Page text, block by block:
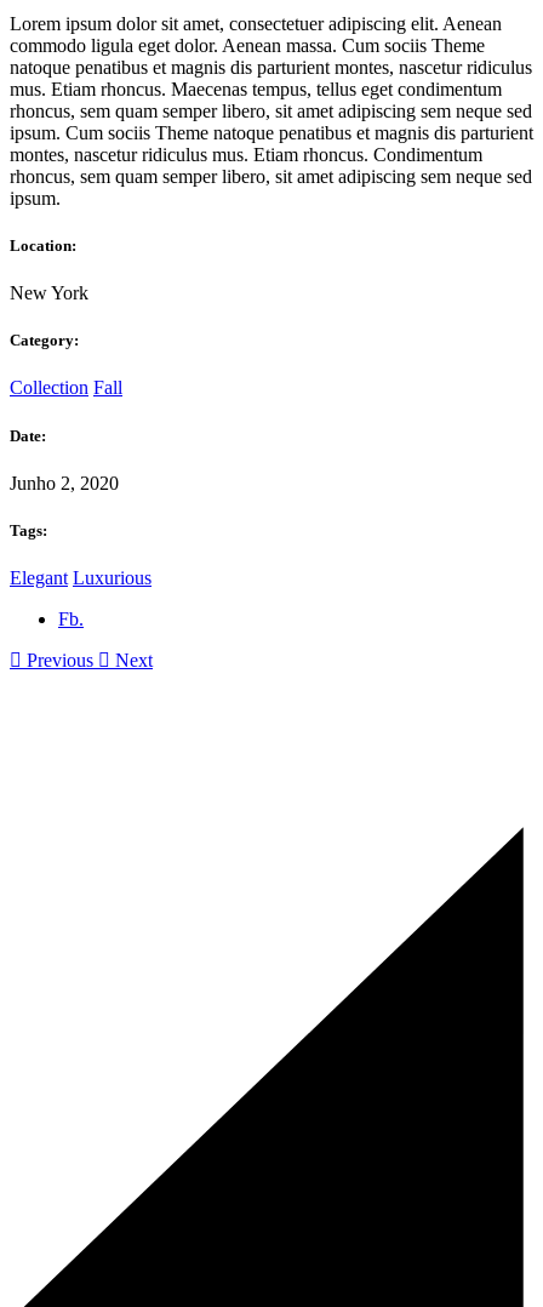
Lorem ipsum dolor sit amet, consectetuer adipiscing elit. Aenean
commodo ligula eget dolor. Aenean massa. Cum sociis Theme
natoque penatibus et magnis dis parturient montes, nascetur ridiculus
mus. Etiam rhoncus. Maecenas tempus, tellus eget condimentum
rhoncus, sem quam semper libero, sit amet adipiscing sem neque sed
ipsum. Cum sociis Theme natoque penatibus et magnis dis parturient
montes, nascetur ridiculus mus. Etiam rhoncus. Condimentum
rhoncus, sem quam semper libero, sit amet adipiscing sem neque sed
ipsum.
Location:
New York
Category:
Collection Fall
Date:
Junho 2, 2020
Tags:
Elegant Luxurious
Fb.
Previous
Next